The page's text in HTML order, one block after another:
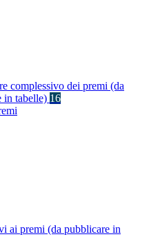
complessivo dei premi (da
in tabelle) 16
ai premi (da pubblicare in